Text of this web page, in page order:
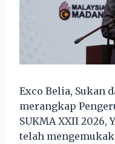
Exco Belia, Sukan
merangkap
SUKMA XXII 2026,
telah